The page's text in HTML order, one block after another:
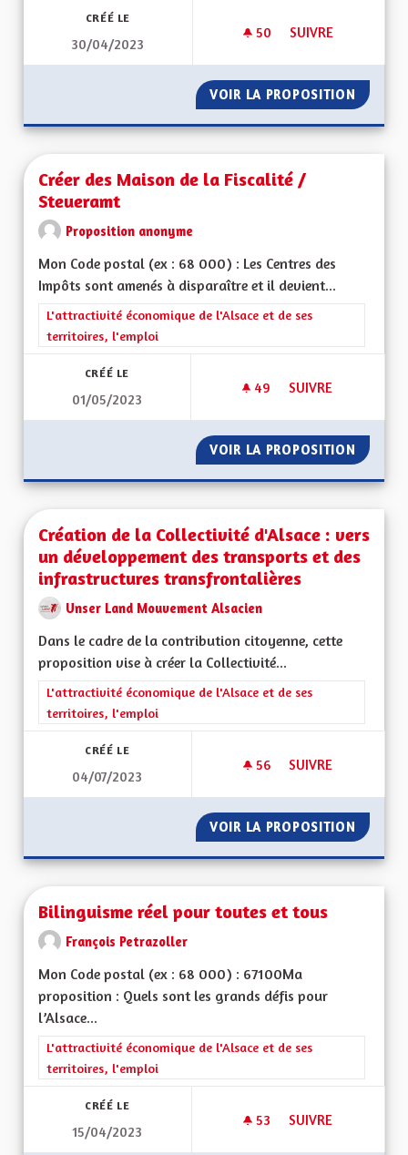
CRÉÉ LE
30/04/2023
50 50 ABONNÉS
SUIVRE
VOIR LA PROPOSITION
Créer des Maison de la Fiscalité /
Steueramt
Proposition anonyme
Mon Code postal (ex : 68 000) : Les Centres des
Impôts sont amenés à disparaître et il devient...
Filtrer les résultats de la catégorie : L'attractivité
L'attractivité économique de l'Alsace et de ses
territoires, l'emploi
CRÉÉ LE
01/05/2023
49 49 ABONNÉS
SUIVRE
VOIR LA PROPOSITION
Création de la Collectivité d'Alsace : vers
un développement des transports et des
infrastructures transfrontalières
Unser Land Mouvement Alsacien
Dans le cadre de la contribution citoyenne, cette
proposition vise à créer la Collectivité...
Filtrer les résultats de la catégorie : L'attractivité
L'attractivité économique de l'Alsace et de ses
territoires, l'emploi
CRÉÉ LE
04/07/2023
56 56 ABONNÉS
SUIVRE
VOIR LA PROPOSITION
Bilinguisme réel pour toutes et tous
François Petrazoller
Mon Code postal (ex : 68 000) : 67100Ma
proposition : Quels sont les grands défis pour
l’Alsace...
Filtrer les résultats de la catégorie : L'attractivité
L'attractivité économique de l'Alsace et de ses
territoires, l'emploi
CRÉÉ LE
15/04/2023
53 53 ABONNÉS
SUIVRE